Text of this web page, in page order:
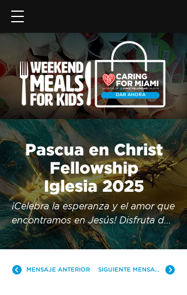
DAR AHORA
Pascua en Christ
Fellowship
Iglesia 2025
¡Celebra la esperanza y el amor que
encontramos en Jesús! Disfruta de
un mensaje que llenará tu corazón
de esperanza.
MENSAJE ANTERIOR SIGUIENTE MENSAJE